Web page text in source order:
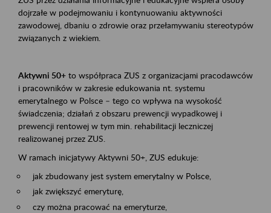
dojrzałe w podejmowaniu i kontynuowaniu aktywności
zawodowej, dbaniu o zdrowie oraz przełamywaniu stereotypów
związanych z wiekiem.
Aktywni 50+ to współpraca ZUS z organizacjami pracodawców
i pracowników w zakresie edukowania nt. systemu
emerytalnego w Polsce – tego co wpływa na wysokość
świadczenia; działań z obszaru prewencji wypadkowej i
prewencji rentowej w tym min. rehabilitacji leczniczej
realizowanej przez ZUS.
W ramach inicjatywy Aktywni 50+, ZUS edukuje:
jak zbudowany jest system emerytalny w Polsce,
jak zwiększyć emeryturę,
czy można pracować na emeryturze,